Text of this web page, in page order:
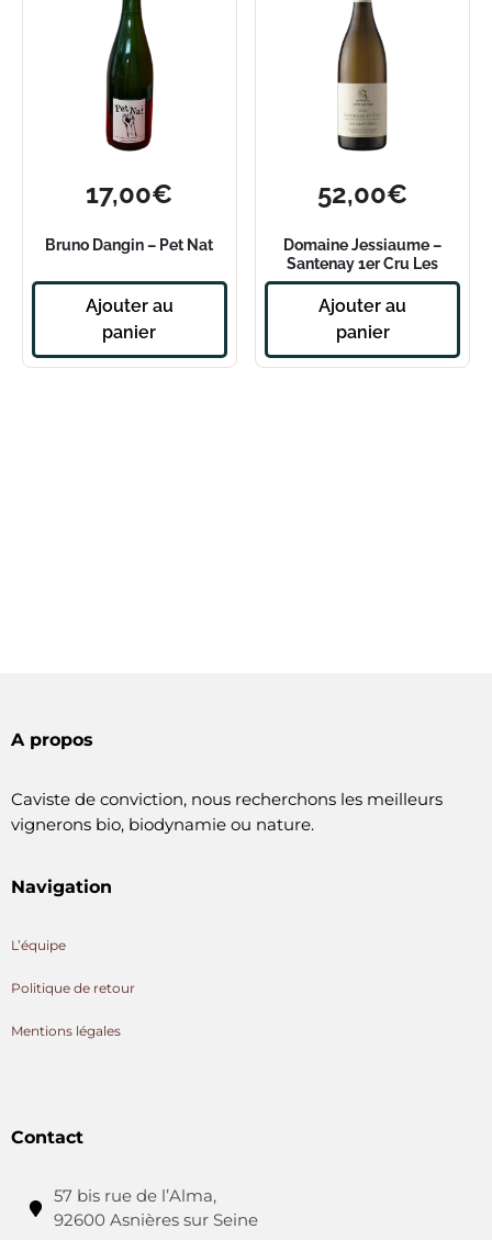
17,00€
Bruno Dangin – Pet Nat
Ajouter au
panier
52,00€
Domaine Jessiaume –
Santenay 1er Cru Les
Gravières blanc 2022
Ajouter au
panier
A propos
Caviste de conviction, nous recherchons les meilleurs
vignerons bio, biodynamie ou nature.
Navigation
L’équipe
Politique de retour
Mentions légales
Contact
57 bis rue de l’Alma,
92600 Asnières sur Seine